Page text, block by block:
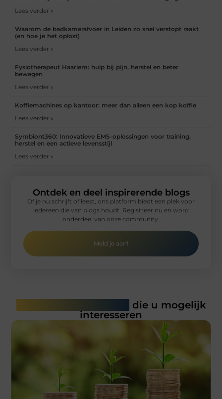
Lees verder »
Waarom de badkamerafvoer in Leiden zo snel verstopt raakt
(en hoe je het oplost)
Lees verder »
Fysiotherapeut Haarlem: hulp bij pijn, herstel en beter
bewegen
Lees verder »
Koffiemachines op kantoor: meer dan alleen een kop koffie
Lees verder »
Symbiont360: Innovatieve EMS-oplossingen voor training,
herstel en een actieve levensstijl
Lees verder »
Ontdek en deel inspirerende blogs
Of je nu schrijft of leest, ons platform biedt een plek voor
iedereen die van blogs houdt. Registreer nu en word
onderdeel van onze community.
Meld je aan!
die u mogelijk
interesseren